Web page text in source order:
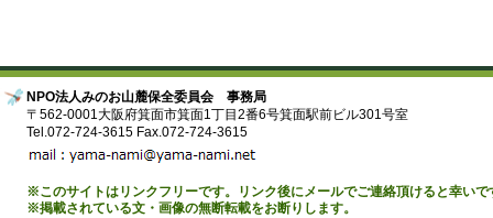
NPO法人みのお山麓保全委員会 事務局
〒562-0001大阪府箕面市箕面1丁目2番6号箕面駅前ビル301号室
Tel.072-724-3615 Fax.072-724-3615
※このサイトはリンクフリーです。リンク後にメールでご連絡頂けると幸いで
※掲載されている文・画像の無断転載をお断りします。